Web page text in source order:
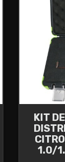
KIT
1.0/